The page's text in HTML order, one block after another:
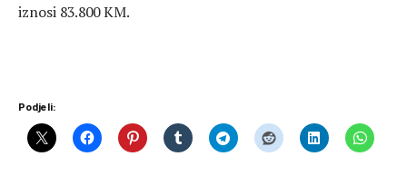
iznosi 83.800 KM.
Podjeli: